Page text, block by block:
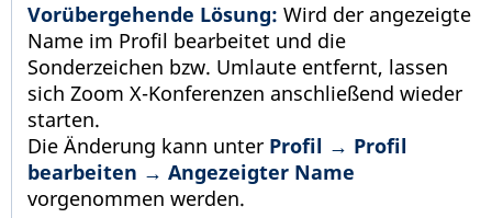
Vorübergehende Lösung: Wird der angezeigte
Name im Profil bearbeitet und die
Sonderzeichen bzw. Umlaute entfernt, lassen
sich Zoom X-Konferenzen anschließend wieder
starten.
Die Änderung kann unter Profil → Profil
bearbeiten → Angezeigter Name
vorgenommen werden.